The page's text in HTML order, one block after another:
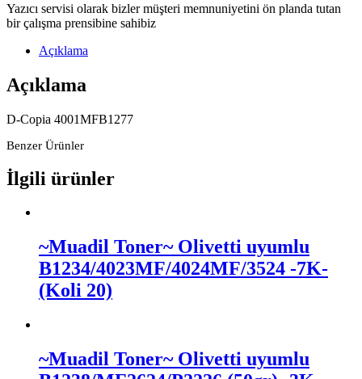
Yazıcı servisi olarak bizler müşteri memnuniyetini ön planda tutan
bir çalışma prensibine sahibiz
Açıklama
Açıklama
D-Copia 4001MFB1277
Benzer Ürünler
İlgili ürünler
~Muadil Toner~ Olivetti uyumlu
B1234/4023MF/4024MF/3524 -7K-
(Koli 20)
~Muadil Toner~ Olivetti uyumlu